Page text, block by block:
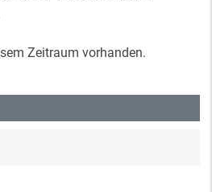
Zeitraum vorhanden.